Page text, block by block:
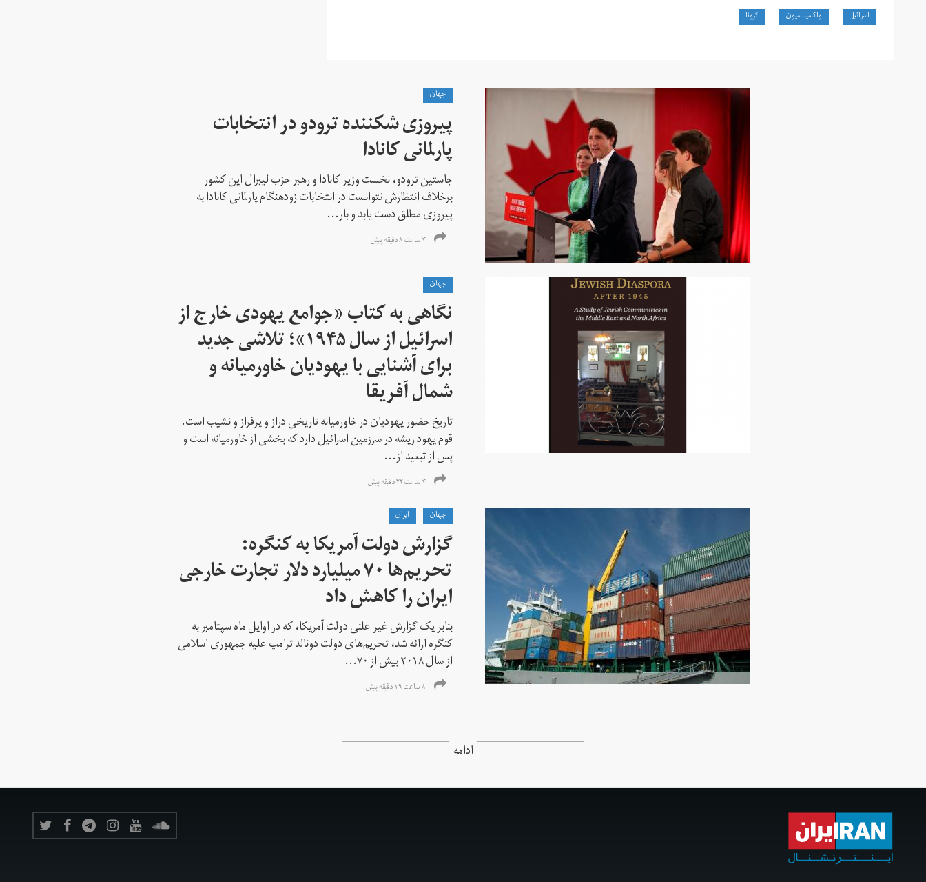
اسرائیل واکسیناسیون کرونا
جهان
پیروزی شکننده ترودو در انتخابات
پارلمانی کانادا
جاستین ترودو، نخست وزیر کانادا و رهبر حزب لیبرال این کشور
برخلاف انتظارش نتوانست در انتخابات زود‌هنگام پارلمانی کانادا به
پیروزی مطلق دست یابد و بار...
۴ ساعت ۸ دقیقه پیش
جهان
نگاهی به کتاب «جوامع یهودی خارج از
اسرائیل از سال ۱۹۴۵»؛ تلاشی جدید
برای آشنایی با یهودیان خاورمیانه و
شمال آفریقا
تاریخ حضور یهودیان در خاورمیانه تاریخی دراز و پرفراز و نشیب است.
قوم یهود ریشه در سرزمین اسرائیل دارد که بخشی از خاورمیانه است و
پس از تبعید از...
۴ ساعت ۲۲ دقیقه پیش
جهان
ايران
گزارش دولت آمریکا به کنگره:
تحریم‌ها ۷۰ میلیارد دلار تجارت خارجی
ایران را کاهش داد
بنابر یک گزارش غیر علنی دولت آمریکا، که در اوایل ماه سپتامبر به
کنگره ارائه شد، تحریم‌های دولت دونالد ترامپ علیه جمهوری اسلامی
از سال ۲۰۱۸ بیش از ۷۰...
۸ ساعت ۱۹ دقیقه پیش
ادامه